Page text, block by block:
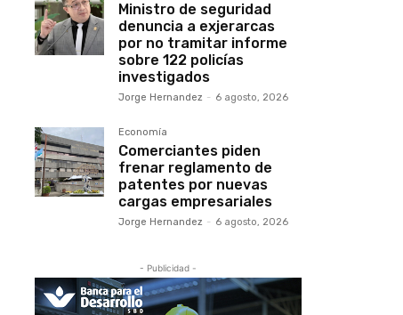
Ministro de seguridad
denuncia a exjerarcas
por no tramitar informe
sobre 122 policías
investigados
Jorge Hernandez - 6 agosto, 2026
Economía
Comerciantes piden
frenar reglamento de
patentes por nuevas
cargas empresariales
Jorge Hernandez - 6 agosto, 2026
- Publicidad -